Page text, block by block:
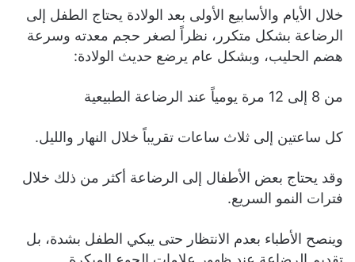
خلال الأيام والأسابيع الأولى بعد الولادة يحتاج الطفل إلى
الرضاعة بشكل متكرر، نظراً لصغر حجم معدته وسرعة
هضم الحليب، وبشكل عام يرضع حديث الولادة:
من 8 إلى 12 مرة يومياً عند الرضاعة الطبيعية
كل ساعتين إلى ثلاث ساعات تقريباً خلال النهار والليل.
وقد يحتاج بعض الأطفال إلى الرضاعة أكثر من ذلك خلال
فترات النمو السريع.
وينصح الأطباء بعدم الانتظار حتى يبكي الطفل بشدة، بل